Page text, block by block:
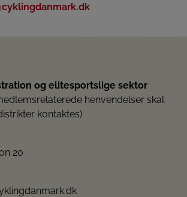
og elitesportslige sektor
henvendelser skal
kontaktes)
20